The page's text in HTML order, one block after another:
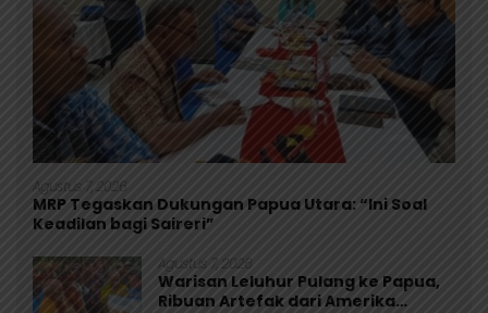
Agustus 7, 2026
MRP Tegaskan Dukungan Papua Utara: “Ini Soal
Keadilan bagi Saireri”
Agustus 7, 2026
Warisan Leluhur Pulang ke Papua,
Ribuan Artefak dari Amerika